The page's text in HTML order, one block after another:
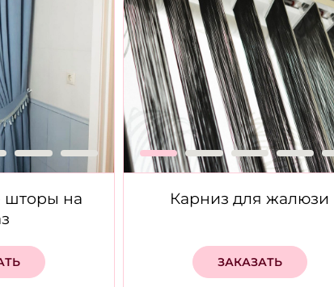
шторы на
Карниз для жалюзи
ЗАКАЗАТЬ